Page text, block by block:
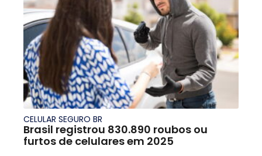
CELULAR SEGURO BR
Brasil registrou 830.890 roubos ou
furtos de celulares em 2025